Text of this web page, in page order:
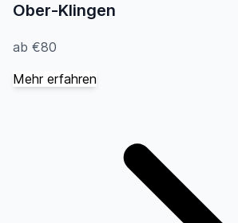
Ober-Klingen
ab €80
Mehr erfahren